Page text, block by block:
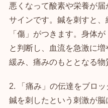
悪くなって酸素や栄養が
サインです。鍼を刺すと
「傷」がつきます。身体
と判断し、血流を急激に
緩み、痛みのもととなる物
2. 「痛み」の伝達をブロッ
鍼を刺したという刺激が